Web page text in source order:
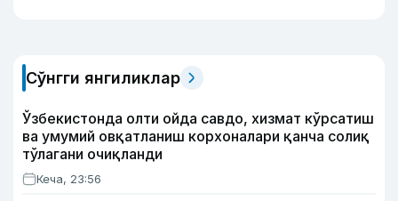
Сўнгги янгиликлар
Ўзбекистонда олти ойда савдо, хизмат кўрсатиш
ва умумий овқатланиш корхоналари қанча солиқ
тўлагани очиқланди
Кеча, 23:56